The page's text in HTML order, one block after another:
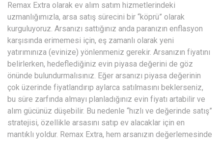
Remax Extra olarak ev alım satım hizmetlerindeki
uzmanlığımızla, arsa satış sürecini bir “köprü” olarak
kurguluyoruz. Arsanızı sattığınız anda paranızın enflasyon
karşısında erimemesi için, eş zamanlı olarak yeni
yatırımınıza (evinize) yönlenmeniz gerekir. Arsanızın fiyatını
belirlerken, hedeflediğiniz evin piyasa değerini de göz
önünde bulundurmalısınız. Eğer arsanızı piyasa değerinin
çok üzerinde fiyatlandırıp aylarca satılmasını beklerseniz,
bu süre zarfında almayı planladığınız evin fiyatı artabilir ve
alım gücünüz düşebilir. Bu nedenle “hızlı ve değerinde satış”
stratejisi, özellikle arsasını satıp ev alacaklar için en
mantıklı yoldur. Remax Extra, hem arsanızın değerlemesinde